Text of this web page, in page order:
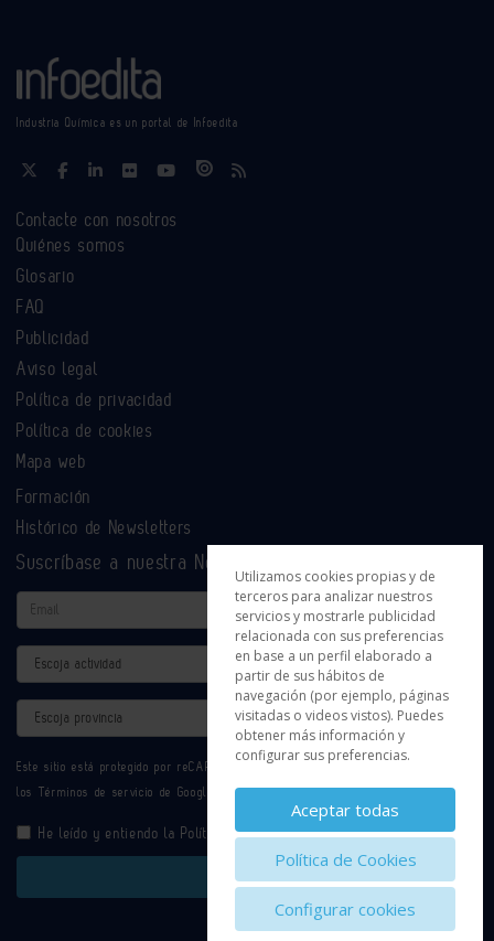
Industria Química es un portal de Infoedita
Contacte con nosotros
Quiénes somos
Glosario
FAQ
Publicidad
Aviso legal
Política de privacidad
Política de cookies
Mapa web
Formación
Histórico de Newsletters
Suscríbase a nuestra Newsletter
Email
Actividad
Provincia
Este sitio está protegido por reCAPTCHA y se aplican la
los Términos de servicio de Google.
He leído y entiendo la Política de Privacidad
Enviar
Utilizamos cookies propias y de
terceros para analizar nuestros
servicios y mostrarle publicidad
relacionada con sus preferencias
en base a un perfil elaborado a
partir de sus hábitos de
navegación (por ejemplo, páginas
visitadas o videos vistos). Puedes
obtener más información y
configurar sus preferencias.
Aceptar todas
Política de Cookies
Configurar cookies